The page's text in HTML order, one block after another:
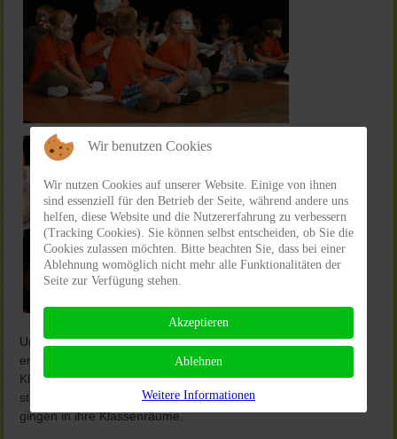
Ungeduldig warteten die Schulneulinge auf den
entscheidenden Moment. Wer wird denn wohl meine neue
Klassenlehrerin? Nachdem die Namen verkündet wurden,
stellten sich alle Schulneulinge für ein Pressefoto auf und
gingen in ihre Klassenräume.
Wir benutzen Cookies
Wir nutzen Cookies auf unserer Website. Einige von ihnen
sind essenziell für den Betrieb der Seite, während andere uns
helfen, diese Website und die Nutzererfahrung zu verbessern
(Tracking Cookies). Sie können selbst entscheiden, ob Sie die
Cookies zulassen möchten. Bitte beachten Sie, dass bei einer
Ablehnung womöglich nicht mehr alle Funktionalitäten der
Seite zur Verfügung stehen.
Akzeptieren
Ablehnen
Weitere Informationen